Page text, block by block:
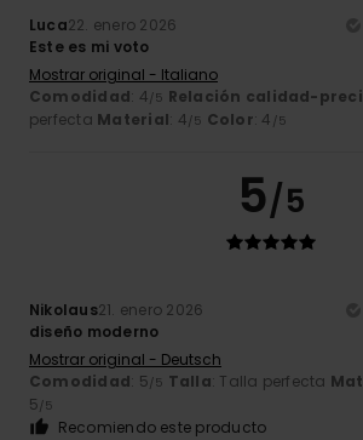
Luca22. enero 2026
Este es mi voto
Mostrar original - Italiano
Comodidad: 4/5 Relación calidad-
perfecta Material: 4/5 Color: 4 /5
5/5
Nikolaus21. enero 2026
diseño moderno
Mostrar original - Deutsch
Comodidad: 5/5 Talla: Talla perfecta
5/5
Recomiendo este producto